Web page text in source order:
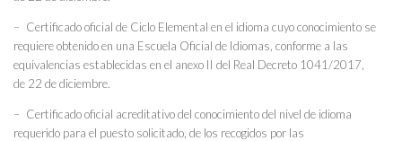
– Certificado oficial de Ciclo Elemental en el idioma cuyo conocimiento se
requiere obtenido en una Escuela Oficial de Idiomas, conforme a las
equivalencias establecidas en el anexo II del Real Decreto 1041/2017,
de 22 de diciembre.
– Certificado oficial acreditativo del conocimiento del nivel de idioma
requerido para el puesto solicitado, de los recogidos por las